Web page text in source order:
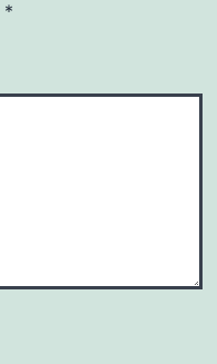
*